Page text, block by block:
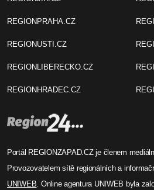
REGIONPRAHA.CZ
REGIONUSTI.CZ
REGIONLIBERECKO.CZ
REGIONHRADEC.CZ
Portál REGIONZAPAD.CZ je členem
Provozovatelem sítě regionálních a
UNIWEB . Online agentura UNIWEB byla